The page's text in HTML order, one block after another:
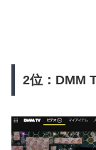
2位：DMM